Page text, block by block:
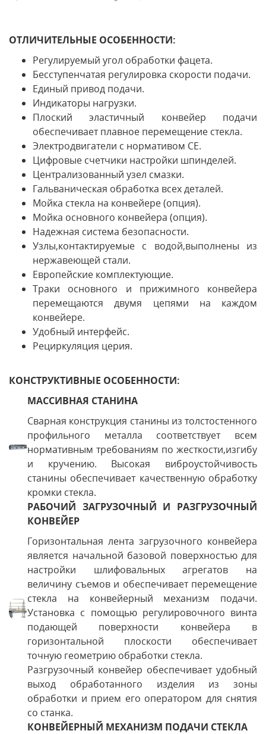
ОТЛИЧИТЕЛЬНЫЕ ОСОБЕННОСТИ:
Регулируемый угол обработки фацета.
Бесступенчатая регулировка скорости подачи.
Единый привод подачи.
Индикаторы нагрузки.
Плоский эластичный конвейер подачи
обеспечивает плавное перемещение стекла.
Электродвигатели с нормативом СЕ.
Цифровые счетчики настройки шпинделей.
Централизованный узел смазки.
Гальваническая обработка всех деталей.
Мойка стекла на конвейере (опция).
Мойка основного конвейера (опция).
Надежная система безопасности.
Узлы,контактируемые с водой,выполнены из
нержавеющей стали.
Европейские комплектующие.
Траки основного и прижимного конвейера
перемещаются двумя цепями на каждом
конвейере.
Удобный интерфейс.
Рециркуляция церия.
КОНСТРУКТИВНЫЕ ОСОБЕННОСТИ:
МАССИВНАЯ СТАНИНА
Сварная конструкция станины из толстостенного
профильного металла соответствует всем
нормативным требованиям по жесткости,изгибу
и кручению. Высокая виброустойчивость
станины обеспечивает качественную обработку
кромки стекла.
РАБОЧИЙ ЗАГРУЗОЧНЫЙ И РАЗГРУЗОЧНЫЙ
КОНВЕЙЕР
Горизонтальная лента загрузочного конвейера
является начальной базовой поверхностью для
настройки шлифовальных агрегатов на
величину съемов и обеспечивает перемещение
стекла на конвейерный механизм подачи.
Установка с помощью регулировочного винта
подающей поверхности конвейера в
горизонтальной плоскости обеспечивает
точную геометрию обработки стекла.
Разгрузочный конвейер обеспечивает удобный
выход обработанного изделия из зоны
обработки и прием его оператором для снятия
со станка.
КОНВЕЙЕРНЫЙ МЕХАНИЗМ ПОДАЧИ СТЕКЛА